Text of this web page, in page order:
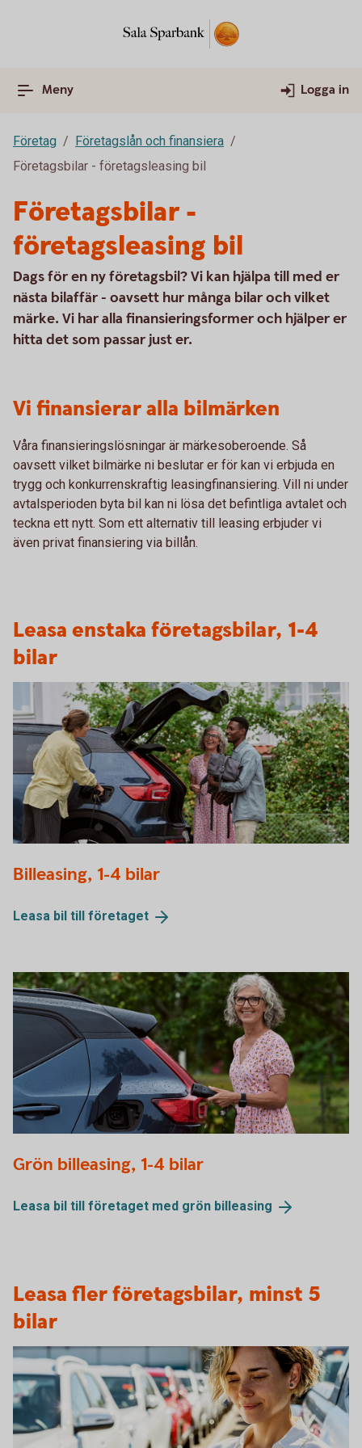
Meny Logga in
Företag
Företagslån och finansiera
Företagsbilar - företagsleasing bil
Företagsbilar -
företagsleasing bil
Dags för en ny företagsbil? Vi kan hjälpa till med er
nästa bilaffär - oavsett hur många bilar och vilket
märke. Vi har alla finansieringsformer och hjälper er
hitta det som passar just er.
Vi finansierar alla bilmärken
Våra finansieringslösningar är märkesoberoende. Så
oavsett vilket bilmärke ni beslutar er för kan vi erbjuda en
trygg och konkurrenskraftig leasingfinansiering. Vill ni under
avtalsperioden byta bil kan ni lösa det befintliga avtalet och
teckna ett nytt. Som ett alternativ till leasing erbjuder vi
även privat finansiering via billån.
Leasa enstaka företagsbilar, 1-4
bilar
to be fully charged
Billeasing, 1-4 bilar
Leasa bil till företaget
Grön billeasing, 1-4 bilar
Leasa bil till företaget med grön billeasing
Leasa fler företagsbilar, minst 5
bilar